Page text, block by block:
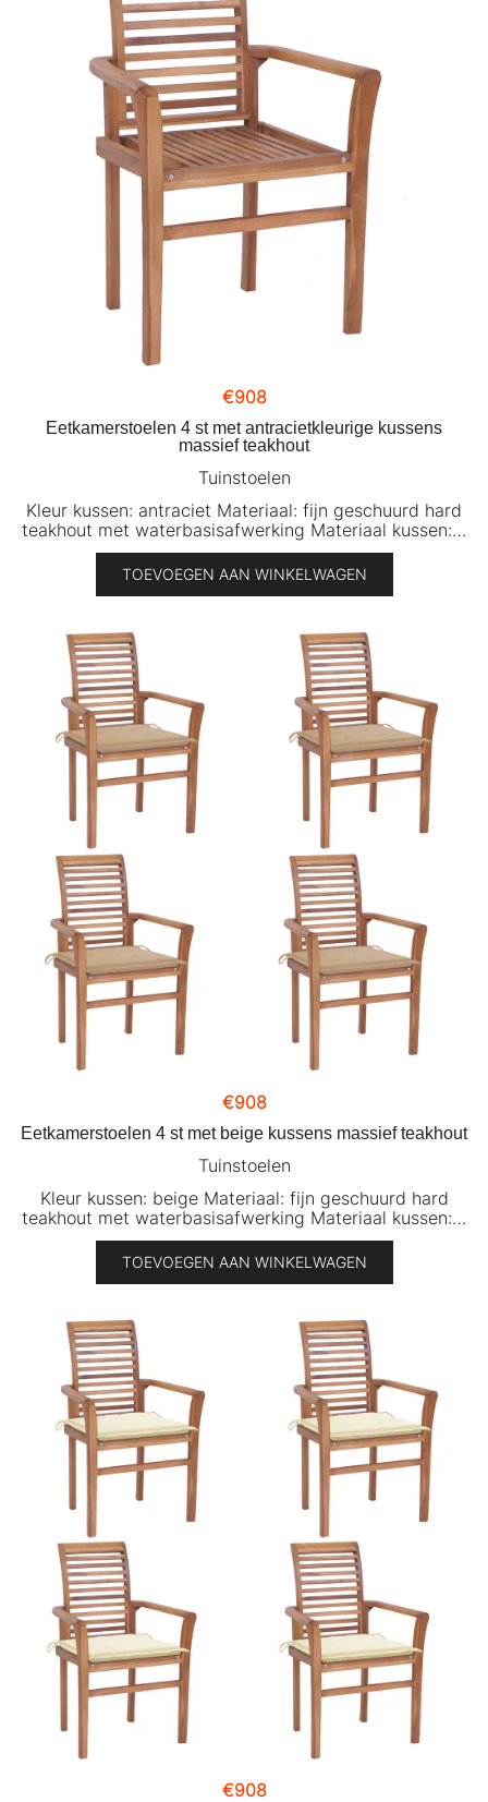
€908
Eetkamerstoelen 4 st met antracietkleurige kussens
massief teakhout
Tuinstoelen
Kleur kussen: antraciet Materiaal: fijn geschuurd hard
teakhout met waterbasisafwerking Materiaal kussen:…
TOEVOEGEN AAN WINKELWAGEN
€908
Eetkamerstoelen 4 st met beige kussens massief teakhout
Tuinstoelen
Kleur kussen: beige Materiaal: fijn geschuurd hard
teakhout met waterbasisafwerking Materiaal kussen:…
TOEVOEGEN AAN WINKELWAGEN
€908